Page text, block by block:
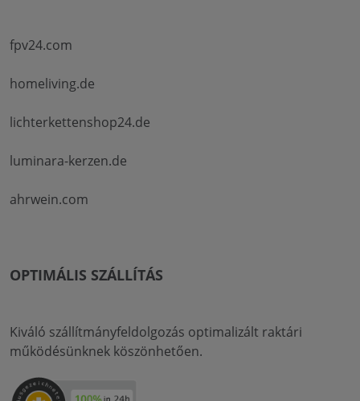
fpv24.com
homeliving.de
lichterkettenshop24.de
luminara-kerzen.de
ahrwein.com
OPTIMÁLIS SZÁLLÍTÁS
Kiváló szállítmányfeldolgozás optimalizált raktári
működésünknek köszönhetően.